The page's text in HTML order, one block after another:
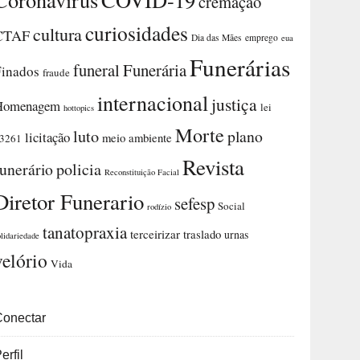
culturacuriosidades Dia das Mães emprego eua
fraude funeralFuneráriaFunerárias
hottopics internacionaljustiça lei
licitaçãoluto meio ambiente Morteplano
policia Reconstituição Facial Revista
Funerario rodízio sefesp Social
tanatopraxia terceirizar traslado urnas
Vida